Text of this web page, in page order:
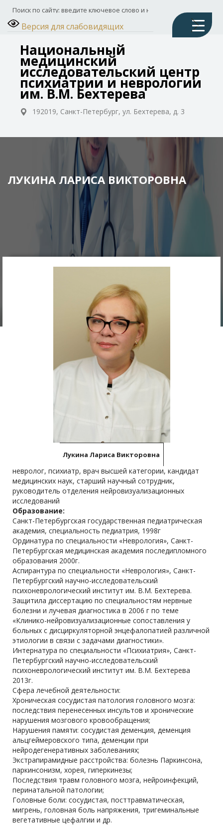
Версия для слабовидящих
Национальный
медицинский
исследовательский центр
психиатрии и неврологии
им. В.М. Бехтерева
192019, Санкт-Петербург, ул. Бехтерева, д. 3
ЛУКИНА ЛАРИСА ВИКТОРОВНА
Лукина Лариса Викторовна
невролог, психиатр, врач высшей категории, кандидат
медицинских наук, старший научный сотрудник,
руководитель отделения нейровизуализационных
исследований
Образование:
Санкт-Петербургская государственная педиатрическая
академия, специальность педиатрия, 1998г
Ординатура по специальности «Неврология», Санкт-
Петербургская медицинская академия последипломного
образования 2000г.
Аспирантура по специальности «Неврология», Санкт-
Петербургский научно-исследовательский
психоневрологический институт им. В.М. Бехтерева.
Защитила диссертацию по специальностям нервные
болезни и лучевая диагностика в 2006 г по теме
«Клинико-нейровизуализационные сопоставления у
больных с дисциркуляторной энцефалопатией различной
этиологии в связи с задачами диагностики».
Интернатура по специальности «Психиатрия», Санкт-
Петербургский научно-исследовательский
психоневрологический институт им. В.М. Бехтерева
2013г.
Сфера лечебной деятельности:
Хроническая сосудистая патология головного мозга:
последствия перенесенных инсультов и хронические
нарушения мозгового кровообращения;
Нарушения памяти: сосудистая деменция, деменция
альцгеймеровского типа, деменции при
нейродегенеративных заболеваниях;
Экстрапирамидные расстройства: болезнь Паркинсона,
паркинсонизм, хорея, гиперкинезы;
Последствия травм головного мозга, нейроинфекций,
перинатальной патологии;
Головные боли: сосудистая, посттравматическая,
мигрень, головная боль напряжения, тригеминальные
вегетативные цефалгии и др.